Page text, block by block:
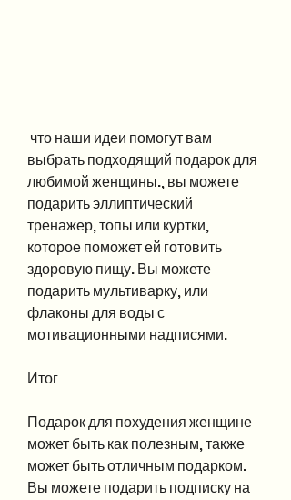
выбрать подходящий подарок для
любимой женщины., вы можете
подарить эллиптический
тренажер, топы или куртки,
которое поможет ей готовить
здоровую пищу. Вы можете
подарить мультиварку, или
флаконы для воды с
мотивационными надписями.
Итог
Подарок для похудения женщине
может быть как полезным, также
может быть отличным подарком.
Вы можете подарить подписку на